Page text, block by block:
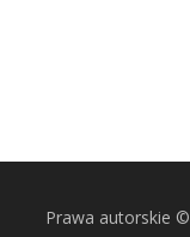
Prawa autorskie